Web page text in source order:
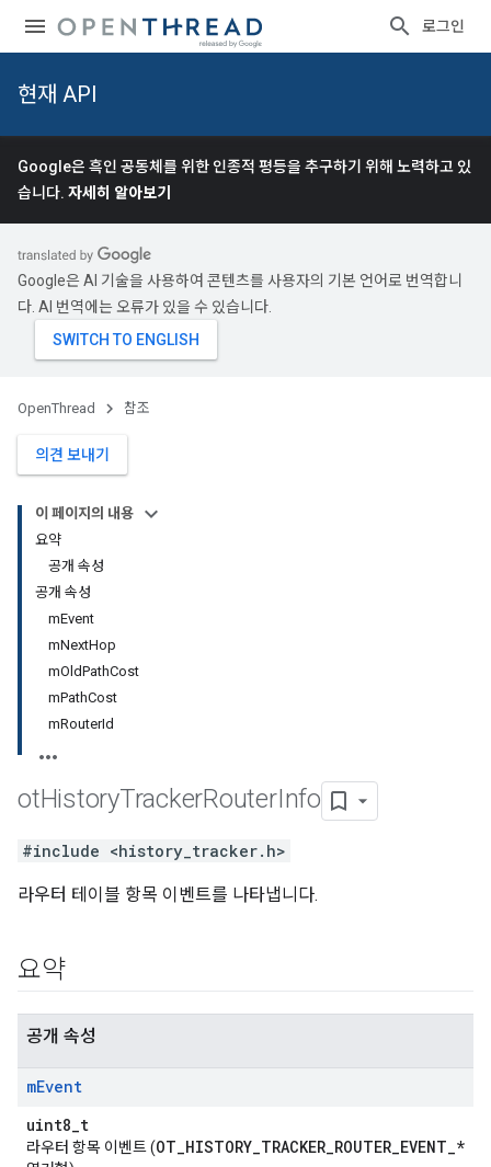
로그인
현재 API
Google은 흑인 공동체를 위한 인종적 평등을 추구하기 위해 노력하고 있
습니다. 자세히 알아보기
Google은 AI 기술을 사용하여 콘텐츠를 사용자의 기본 언어로 번역합니
다. AI 번역에는 오류가 있을 수 있습니다.
OpenThread 참조
의견 보내기
이 페이지의 내용
요약
공개 속성
공개 속성
mEvent
mNextHop
mOldPathCost
mPathCost
mRouterId
otHistoryTrackerRouterInfo
#include <history_tracker.h>
라우터 테이블 항목 이벤트를 나타냅니다.
요약
공개 속성
mEvent
uint8_t
라우터 항목 이벤트 (OT_HISTORY_TRACKER_ROUTER_EVENT_*